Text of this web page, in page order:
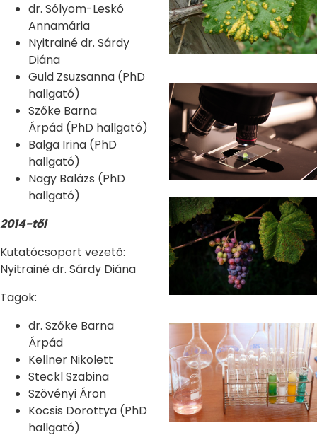
dr. Sólyom-Leskó
Annamária
Nyitrainé dr. Sárdy
Diána
Guld Zsuzsanna (PhD
hallgató)
Szőke Barna
Árpád (PhD hallgató)
Balga Irina (PhD
hallgató)
Nagy Balázs (PhD
hallgató)
2014-től
Kutatócsoport vezető:
Nyitrainé dr. Sárdy Diána
Tagok:
dr. Szőke Barna
Árpád
Kellner Nikolett
Steckl Szabina
Szövényi Áron
Kocsis Dorottya (PhD
hallgató)